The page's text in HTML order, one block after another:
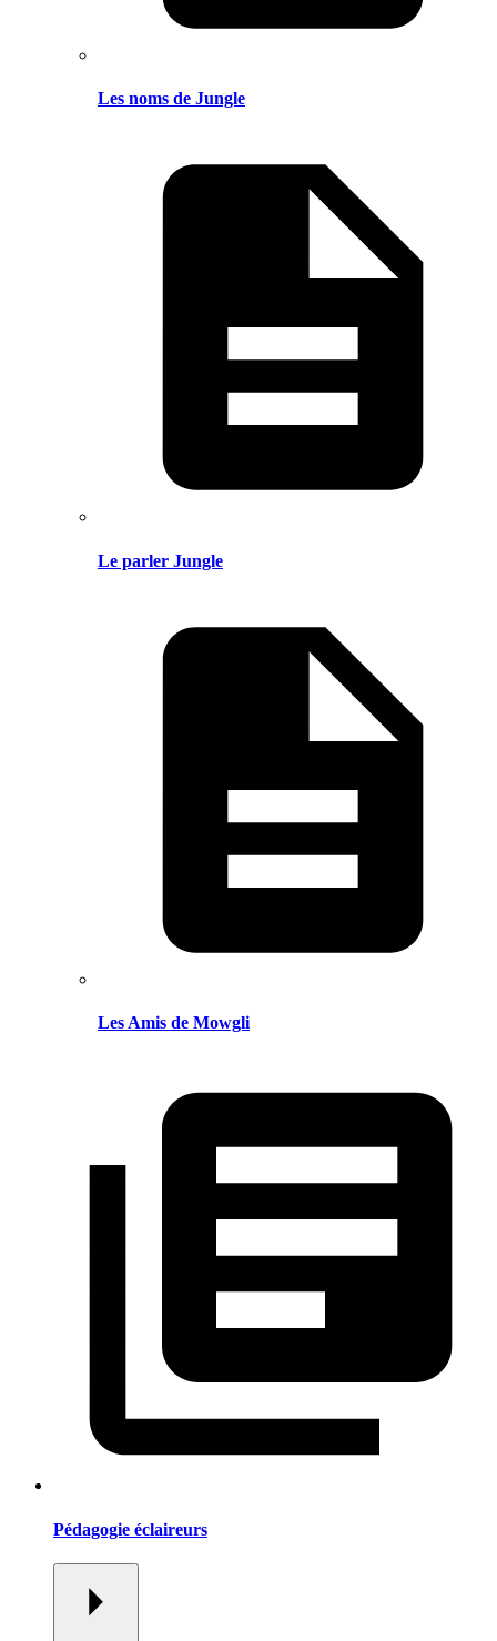
Les noms de Jungle
Le parler Jungle
Les Amis de Mowgli
Pédagogie éclaireurs